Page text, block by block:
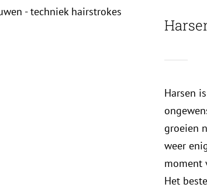
Harsen
groeien
weer
moment
Het